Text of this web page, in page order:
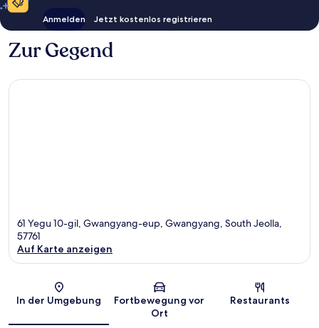
Anmelden Jetzt kostenlos registrieren
Zur Gegend
61 Yegu 10-gil, Gwangyang-eup, Gwangyang, South Jeolla,
57761
Auf Karte anzeigen
In der Umgebung
Fortbewegung vor
Ort
Restaurants